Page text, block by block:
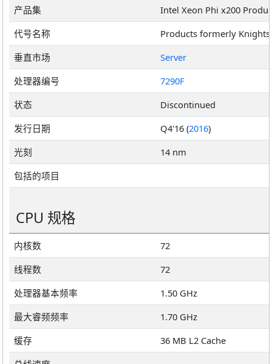
产品集
Intel Xeon Phi x200
代号名称
Products formerly
垂直市场
Server
处理器编号
7290F
状态
Discontinued
发行日期
Q4'16 (2016)
光刻
14 nm
包括的项目
CPU 规格
内核数
72
线程数
72
处理器基本频率
1.50 GHz
最大睿频频率
1.70 GHz
缓存
36 MB L2 Cache